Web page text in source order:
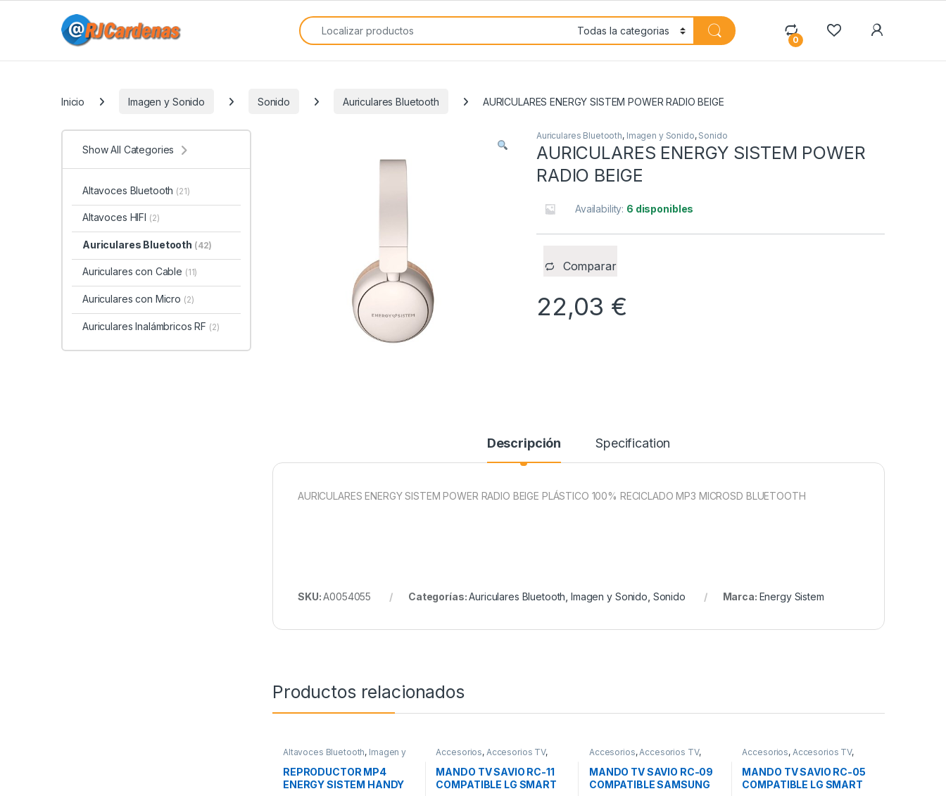
Search for:
0
Inicio Imagen y Sonido Sonido Auriculares Bluetooth AURICULARES ENERGY SISTEM POWER RADIO BEIGE
Auriculares Bluetooth, Imagen y Sonido, Sonido
AURICULARES ENERGY SISTEM POWER
RADIO BEIGE
Availability: 6 disponibles
Comparar
22,03 €
Descripción Specification
AURICULARES ENERGY SISTEM POWER RADIO BEIGE PLÁSTICO 100% RECICLADO MP3 MICROSD BLUETOOTH
SKU:A0054055 Categorías:Auriculares Bluetooth ,Imagen y Sonido Sonido Marca: Energy Sistem
Productos relacionados
Altavoces Bluetooth, Imagen y
REPRODUCTOR MP4
ENERGY SISTEM HANDY
Accesorios, Accesorios TV,
MANDO TV SAVIO RC-11
COMPATIBLE LG SMART
Accesorios,Accesorios TV,
MANDO TV SAVIO RC-09
COMPATIBLE SAMSUNG
Accesorios, Accesorios TV,
MANDO TV SAVIO RC-05
COMPATIBLE LG SMART
Show All Categories
Altavoces Bluetooth (21)
Altavoces HIFI (2)
Auriculares Bluetooth (42)
Auriculares con Cable (11)
Auriculares con Micro (2)
Auriculares Inalámbricos RF (2)